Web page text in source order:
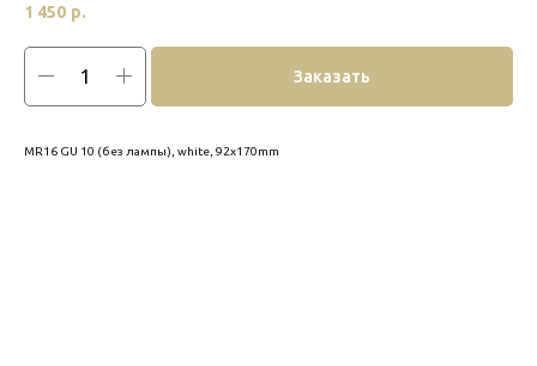
1 450 р.
Заказать
MR16 GU 10 (без лампы), white, 92x170mm